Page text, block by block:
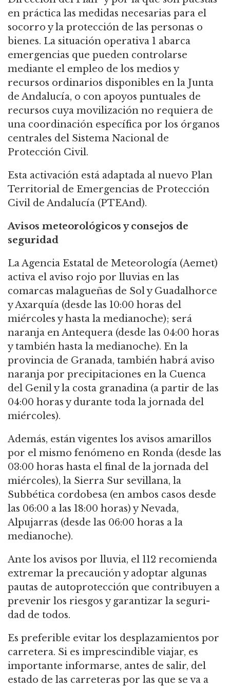
en práctica las medidas necesarias para el
socorro y la protección de las personas o
bienes. La situación operativa 1 abarca
emergencias que pueden controlarse
mediante el empleo de los medios y
recursos ordinarios disponibles en la Junta
de Andalucía, o con apoyos puntuales de
recursos cuya movilización no requiera de
una coordinación específica por los órganos
centrales del Sistema Nacional de
Protección Civil.
Esta activación está adaptada al nuevo Plan
Territorial de Emergencias de Protección
Civil de Andalucía (PTEAnd).
Avisos meteorológicos y consejos de
seguridad
La Agencia Estatal de Meteorología (Aemet)
activa el aviso rojo por lluvias en las
comarcas malagueñas de Sol y Guadalhorce
y Axarquía (desde las 10:00 horas del
miércoles y hasta la medianoche); será
naranja en Antequera (desde las 04:00 horas
y también hasta la medianoche). En la
provincia de Granada, también habrá aviso
naranja por precipitaciones en la Cuenca
del Genil y la costa granadina (a partir de las
04:00 horas y durante toda la jornada del
miércoles).
Además, están vigentes los avisos amarillos
por el mismo fenómeno en Ronda (desde las
03:00 horas hasta el final de la jornada del
miércoles), la Sierra Sur sevillana, la
Subbética cordobesa (en ambos casos desde
las 06:00 a las 18:00 horas) y Nevada,
Alpujarras (desde las 06:00 horas a la
medianoche).
Ante los avisos por lluvia, el 112 recomienda
extremar la precaución y adoptar algunas
pautas de autoprotección que contribuyen a
prevenir los riesgos y garantizar la seguri-
dad de todos.
Es preferible evitar los desplazamientos por
carretera. Si es imprescindible viajar, es
importante informarse, antes de salir, del
estado de las carreteras por las que se va a